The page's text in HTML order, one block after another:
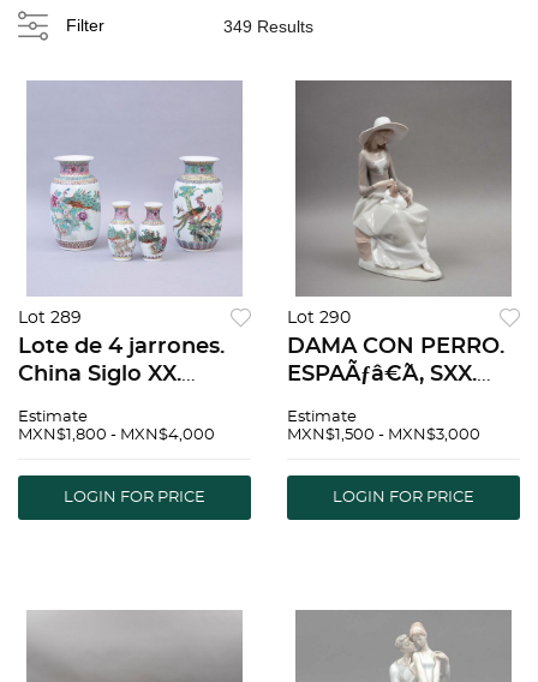
Filter 349 Results
Lot 289
Lote de 4 jarrones.
China Siglo XX.
porcelana. Con
Decorados con
elementos
Estimate
MXN$1,800 - MXN$4,000
LOGIN FOR PRICE
Lot 290
DAMA CON PERRO.
ESPAÃƒâ€˜A, SXX.
LLADRÃƒâ€œ,
policromada y
acabado brillante.
Estimate
MXN$1,500 - MXN$3,000
LOGIN FOR PRICE